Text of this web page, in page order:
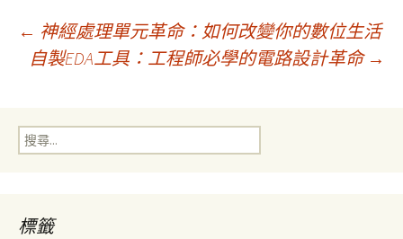
文
導
覽
← 神經處理單元革命：如何改變你的數位生活
自製EDA工具：工程師必學的電路設計革命 →
搜
尋
標籤